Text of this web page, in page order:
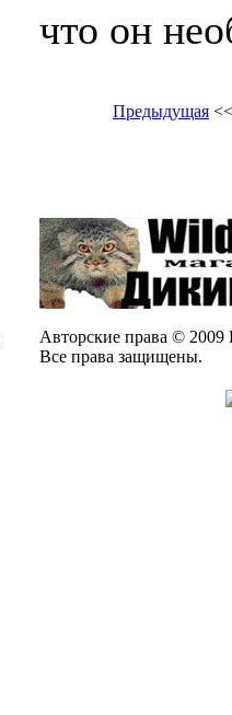
что он
Предыдущая
Авторские права © 2009
Все права защищены.